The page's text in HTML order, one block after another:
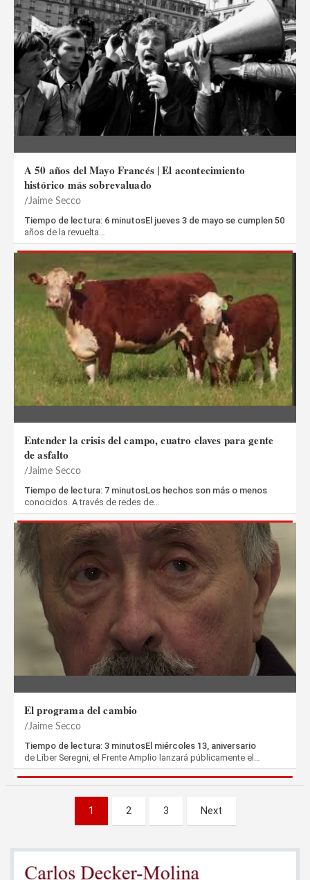
A 50 años del Mayo Francés | El acontecimiento
histórico más sobrevaluado
Jaime Secco
Tiempo de lectura: 6 minutosEl jueves 3 de mayo se cumplen 50
años de la revuelta…
Entender la crisis del campo, cuatro claves para gente
de asfalto
Jaime Secco
Tiempo de lectura: 7 minutosLos hechos son más o menos
conocidos. A través de redes de…
El programa del cambio
Jaime Secco
Tiempo de lectura: 3 minutosEl miércoles 13, aniversario
de Líber Seregni, el Frente Amplio lanzará públicamente el…
Paginación
entradas
1 2 3 Next